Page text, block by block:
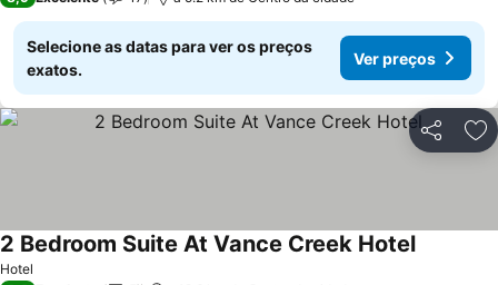
Selecione as datas para ver os preços
exatos.
Ver preços
Partilhar
Hotel
2 Bedroom Suite At Vance Creek Hotel